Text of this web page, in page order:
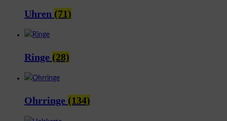
Uhren (71)
Ringe (28)
Ohrringe (134)